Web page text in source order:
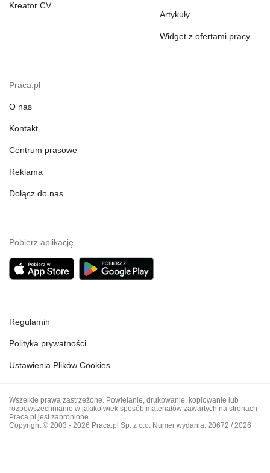
Kreator CV
Artykuły
Widget z ofertami pracy
Praca.pl
O nas
Kontakt
Centrum prasowe
Reklama
Dołącz do nas
Pobierz aplikację
Regulamin
Polityka prywatności
Ustawienia Plików Cookies
Wszelkie prawa zastrzeżone. Powielanie, drukowanie, kopiowanie lub
rozpowszechnianie w jakikolwiek sposób materiałów zawartych na stronach
Praca.pl jest zabronione.
Copyright © 2003 - 2026 Praca.pl Sp. z o.o. Numer wydania: 20672 / 2026